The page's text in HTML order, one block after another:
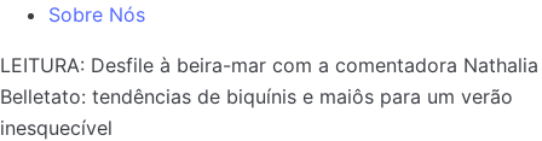
Sobre Nós
LEITURA: Desfile à beira-mar com a comentadora Nathalia
Belletato: tendências de biquínis e maiôs para um verão
inesquecível